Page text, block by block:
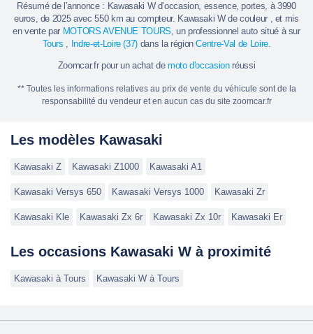
Résumé de l’annonce : Kawasaki W d’occasion, essence, portes, à 3990
euros, de 2025 avec 550 km au compteur. Kawasaki W de couleur , et mis
en vente par MOTORS AVENUE TOURS, un professionnel auto situé à sur
Tours , Indre-et-Loire (37) dans la régionCentre-Val de Loire.
Zoomcar.fr pour un achat de moto d'occasionréussi
** Toutes les informations relatives au prix de vente du véhicule sont de la
responsabilité du vendeur et en aucun cas du site zoomcar.fr
Les modèles Kawasaki
Kawasaki Z Kawasaki Z1000 Kawasaki A1
Kawasaki Versys 650 Kawasaki Versys 1000 Kawasaki Zr
Kawasaki Kle Kawasaki Zx 6r Kawasaki Zx 10r Kawasaki Er
Les occasions Kawasaki W à proximité
Kawasaki à Tours Kawasaki W à Tours